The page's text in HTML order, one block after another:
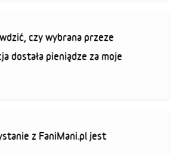
czy wybrana przeze
dostała pieniądze za moje
z FaniMani.pl jest